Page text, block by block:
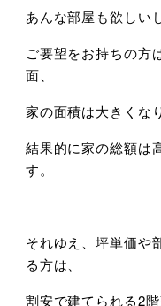
あんな部屋も欲しい
ご要望をお持ちの方
面、
家の面積は大きくなり
結果的に家の総額は
す。
それゆえ、坪単価や
る方は、
割安で建てられる2